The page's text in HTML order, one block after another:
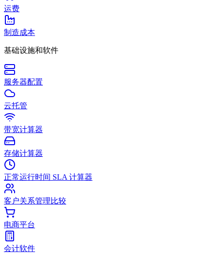
运费
制造成本
基础设施和软件
服务器配置
云托管
带宽计算器
存储计算器
正常运行时间 SLA 计算器
客户关系管理比较
电商平台
会计软件